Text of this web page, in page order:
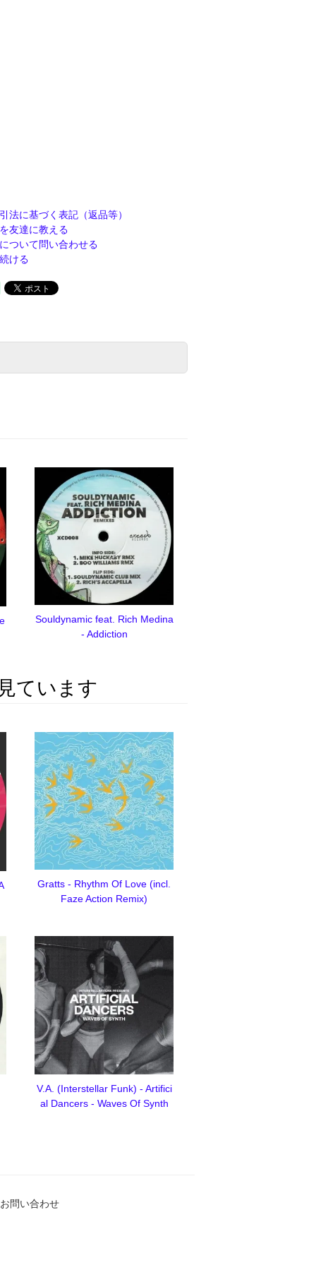
法に基づく表記（返品等）
友達に教える
ついて問い合わせる
ける
Souldynamic feat. Rich Medina
- Addiction
ています
Gratts - Rhythm Of Love (incl.
Faze Action Remix)
V.A. (Interstellar Funk) - Artifici
al Dancers - Waves Of Synth
お問い合わせ